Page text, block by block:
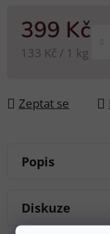
399 Kč
Měrná cena:
133 Kč / 1 kg
Zeptat se
Popis
Diskuze